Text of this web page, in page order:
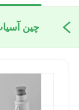
چین